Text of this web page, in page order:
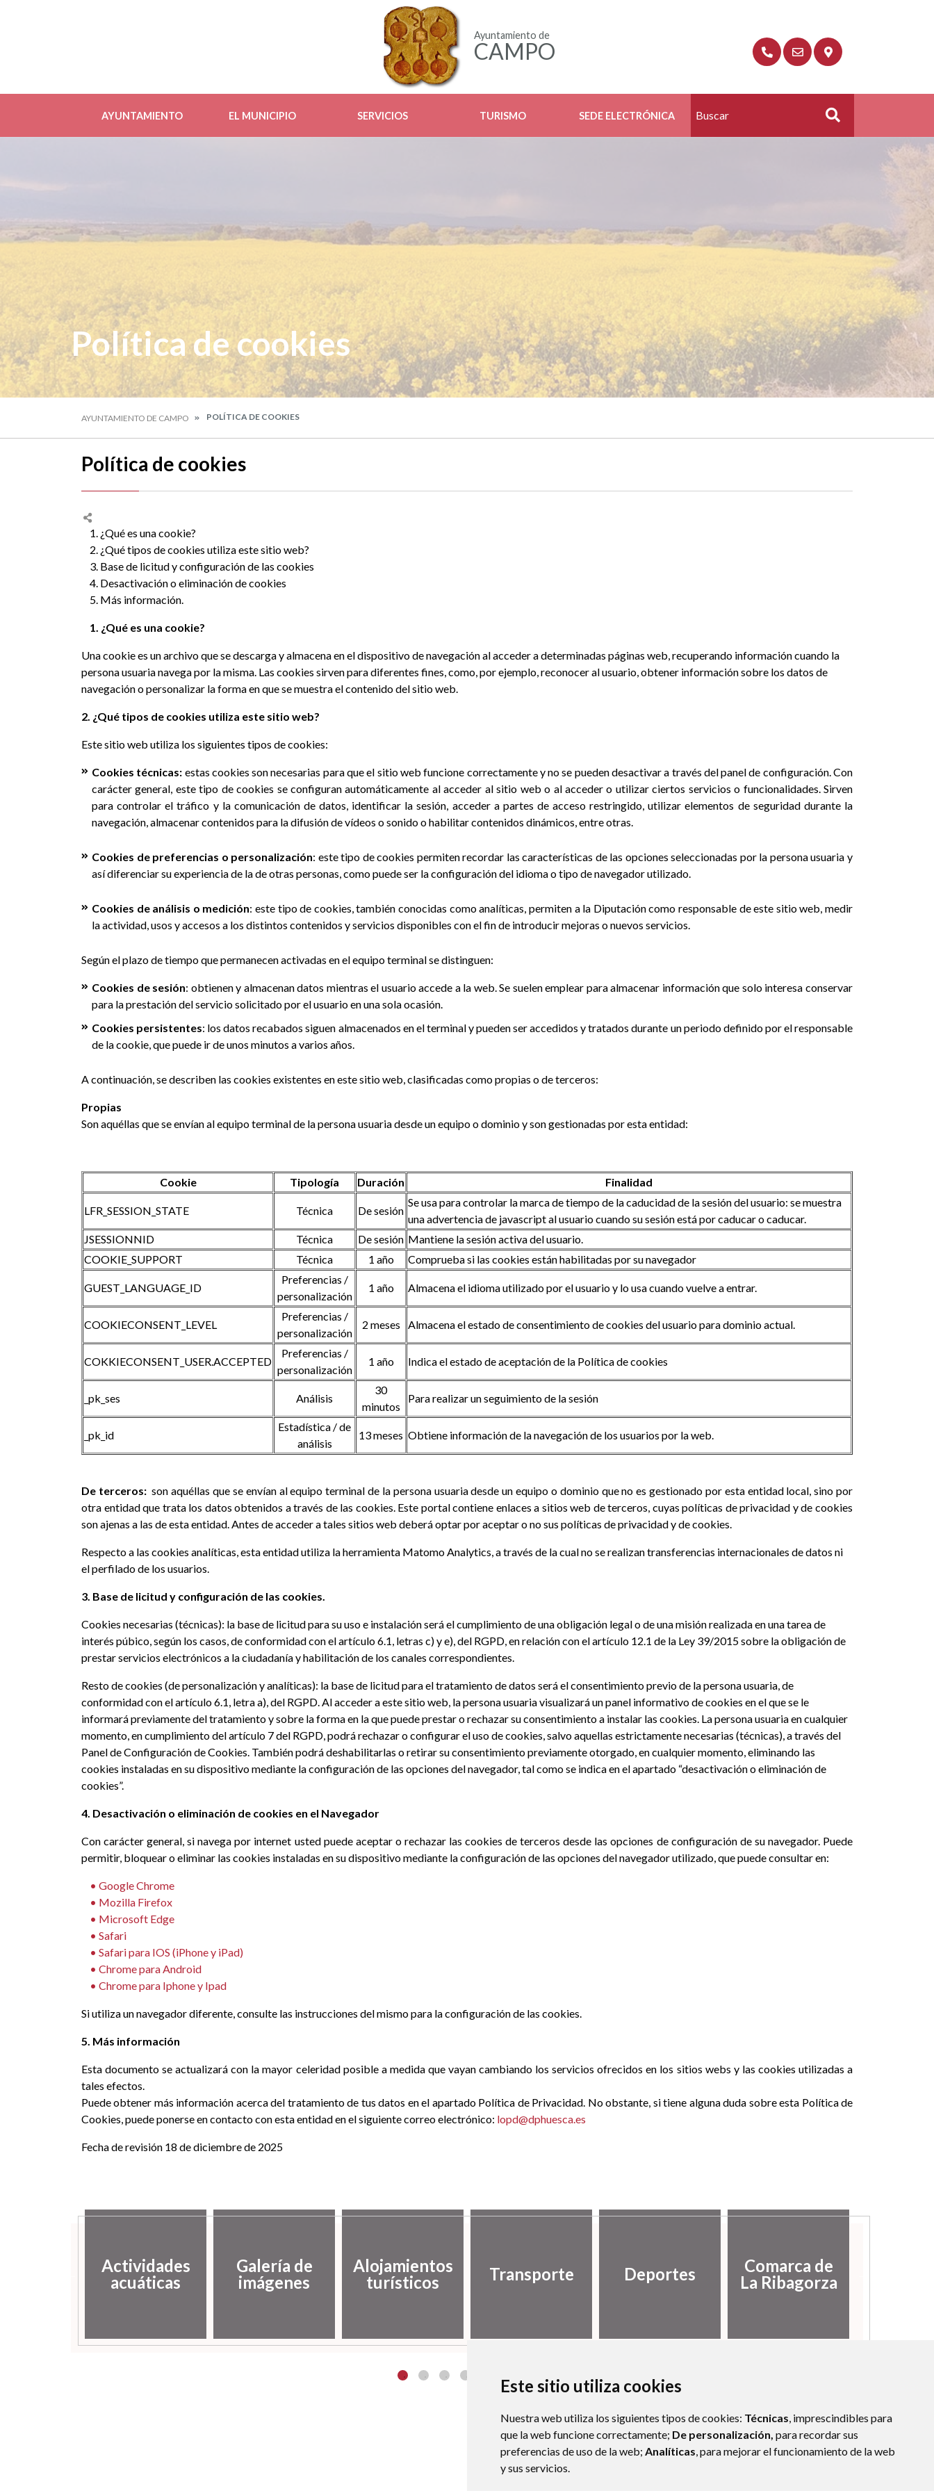
Este sitio utiliza cookies
Nuestra web utiliza los siguientes tipos de cookies: Técnicas, imprescindibles para
que la web funcione correctamente; De personalización, para recordar sus
preferencias de uso de la web; Analíticas, para mejorar el funcionamiento de la web
y sus servicios.
Ayuntamiento de
CAMPO
AYUNTAMIENTO EL MUNICIPIO SERVICIOS TURISMO SEDE ELECTRÓNICA Buscar
Política de cookies
AYUNTAMIENTO DE CAMPO POLÍTICA DE COOKIES
Política de cookies
1. ¿Qué es una cookie?
2. ¿Qué tipos de cookies utiliza este sitio web?
3. Base de licitud y configuración de las cookies
4. Desactivación o eliminación de cookies
5. Más información.
1. ¿Qué es una cookie?
Una cookie es un archivo que se descarga y almacena en el dispositivo de navegación al acceder a determinadas páginas web, recuperando información cuando la
persona usuaria navega por la misma. Las cookies sirven para diferentes fines, como, por ejemplo, reconocer al usuario, obtener información sobre los datos de
navegación o personalizar la forma en que se muestra el contenido del sitio web.
2. ¿Qué tipos de cookies utiliza este sitio web?
Este sitio web utiliza los siguientes tipos de cookies:
Cookies técnicas: estas cookies son necesarias para que el sitio web funcione correctamente y no se pueden desactivar a través del panel de configuración. Con
carácter general, este tipo de cookies se configuran automáticamente al acceder al sitio web o al acceder o utilizar ciertos servicios o funcionalidades. Sirven
para controlar el tráfico y la comunicación de datos, identificar la sesión, acceder a partes de acceso restringido, utilizar elementos de seguridad durante la
navegación, almacenar contenidos para la difusión de vídeos o sonido o habilitar contenidos dinámicos, entre otras.
Cookies de preferencias o personalización: este tipo de cookies permiten recordar las características de las opciones seleccionadas por la persona usuaria y
así diferenciar su experiencia de la de otras personas, como puede ser la configuración del idioma o tipo de navegador utilizado.
Cookies de análisis o medición: este tipo de cookies, también conocidas como analíticas, permiten a la Diputación como responsable de este sitio web, medir
la actividad, usos y accesos a los distintos contenidos y servicios disponibles con el fin de introducir mejoras o nuevos servicios.
Según el plazo de tiempo que permanecen activadas en el equipo terminal se distinguen:
Cookies de sesión: obtienen y almacenan datos mientras el usuario accede a la web. Se suelen emplear para almacenar información que solo interesa conservar
para la prestación del servicio solicitado por el usuario en una sola ocasión.
Cookies persistentes: los datos recabados siguen almacenados en el terminal y pueden ser accedidos y tratados durante un periodo definido por el responsable
de la cookie, que puede ir de unos minutos a varios años.
A continuación, se describen las cookies existentes en este sitio web, clasificadas como propias o de terceros:
Propias
Son aquéllas que se envían al equipo terminal de la persona usuaria desde un equipo o dominio y son gestionadas por esta entidad:
Cookie Tipología Duración Finalidad
LFR_SESSION_STATE Técnica De sesión
Se usa para controlar la marca de tiempo de la caducidad de la sesión del usuario: se muestra
una advertencia de javascript al usuario cuando su sesión está por caducar o caducar.
JSESSIONNID
Técnica De sesión Mantiene la sesión activa del usuario.
COOKIE_SUPPORT
Técnica 1 año Comprueba si las cookies están habilitadas por su navegador
GUEST_LANGUAGE_ID
Preferencias /
personalización
1 año Almacena el idioma utilizado por el usuario y lo usa cuando vuelve a entrar.
COOKIECONSENT_LEVEL
Preferencias /
personalización
2 meses Almacena el estado de consentimiento de cookies del usuario para dominio actual.
COKKIECONSENT_USER.ACCEPTED
Preferencias /
personalización
1 año Indica el estado de aceptación de la Política de cookies
_pk_ses Análisis
30
minutos
Para realizar un seguimiento de la sesión
_pk_id
Estadística / de
análisis
13 meses Obtiene información de la navegación de los usuarios por la web.
De terceros: son aquéllas que se envían al equipo terminal de la persona usuaria desde un equipo o dominio que no es gestionado por esta entidad local, sino por
otra entidad que trata los datos obtenidos a través de las cookies. Este portal contiene enlaces a sitios web de terceros, cuyas políticas de privacidad y de cookies
son ajenas a las de esta entidad. Antes de acceder a tales sitios web deberá optar por aceptar o no sus políticas de privacidad y de cookies.
Respecto a las cookies analíticas, esta entidad utiliza la herramienta Matomo Analytics, a través de la cual no se realizan transferencias internacionales de datos ni
el perfilado de los usuarios.
3. Base de licitud y configuración de las cookies.
Cookies necesarias (técnicas): la base de licitud para su uso e instalación será el cumplimiento de una obligación legal o de una misión realizada en una tarea de
interés púbico, según los casos, de conformidad con el artículo 6.1, letras c) y e), del RGPD, en relación con el artículo 12.1 de la Ley 39/2015 sobre la obligación de
prestar servicios electrónicos a la ciudadanía y habilitación de los canales correspondientes.
Resto de cookies (de personalización y analíticas): la base de licitud para el tratamiento de datos será el consentimiento previo de la persona usuaria, de
conformidad con el artículo 6.1, letra a), del RGPD. Al acceder a este sitio web, la persona usuaria visualizará un panel informativo de cookies en el que se le
informará previamente del tratamiento y sobre la forma en la que puede prestar o rechazar su consentimiento a instalar las cookies. La persona usuaria en cualquier
momento, en cumplimiento del artículo 7 del RGPD, podrá rechazar o configurar el uso de cookies, salvo aquellas estrictamente necesarias (técnicas), a través del
Panel de Configuración de Cookies. También podrá deshabilitarlas o retirar su consentimiento previamente otorgado, en cualquier momento, eliminando las
cookies instaladas en su dispositivo mediante la configuración de las opciones del navegador, tal como se indica en el apartado “desactivación o eliminación de
cookies”.
4. Desactivación o eliminación de cookies en el Navegador
Con carácter general, si navega por internet usted puede aceptar o rechazar las cookies de terceros desde las opciones de configuración de su navegador. Puede
permitir, bloquear o eliminar las cookies instaladas en su dispositivo mediante la configuración de las opciones del navegador utilizado, que puede consultar en:
• Google Chrome
• Mozilla Firefox
• Microsoft Edge
• Safari
• Safari para IOS (iPhone y iPad)
• Chrome para Android
• Chrome para Iphone y Ipad
Si utiliza un navegador diferente, consulte las instrucciones del mismo para la configuración de las cookies.
5. Más información
Esta documento se actualizará con la mayor celeridad posible a medida que vayan cambiando los servicios ofrecidos en los sitios webs y las cookies utilizadas a
tales efectos.
Puede obtener más información acerca del tratamiento de tus datos en el apartado Política de Privacidad. No obstante, si tiene alguna duda sobre esta Política de
Cookies, puede ponerse en contacto con esta entidad en el siguiente correo electrónico: lopd@dphuesca.es
Fecha de revisión 18 de diciembre de 2025
Actividades
acuáticas
Galería de
imágenes
Alojamientos
turísticos
Transporte Deportes
Comarca de
La Ribagorza